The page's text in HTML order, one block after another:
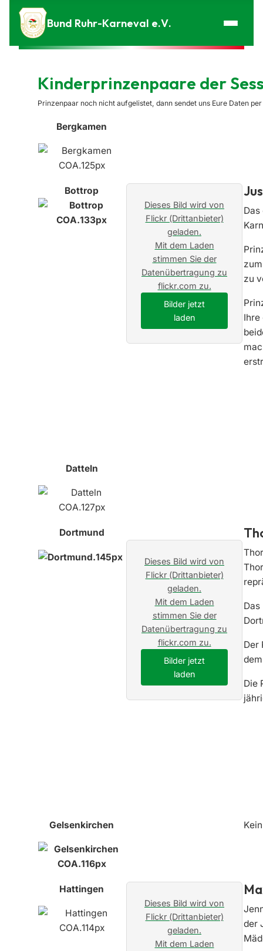
Zum Inhalt springen
Bund Ruhr-Karneval e.V.
Kinderprinzenpaare der
Prinzenpaar noch nicht aufgelistet, dann sendet uns Eure Daten
Bergkamen
Bottrop
Dieses Bild wird von
Flickr (Drittanbieter)
geladen.
Mit dem Laden
stimmen Sie der
Datenübertragung zu
flickr.com zu.
Bilder jetzt
laden
zu
Ihre
Datteln
Dortmund
Dieses Bild wird von
Flickr (Drittanbieter)
geladen.
Mit dem Laden
stimmen Sie der
Datenübertragung zu
flickr.com zu.
Bilder jetzt
laden
Der
Die
Gelsenkirchen
Hattingen
Dieses Bild wird von
Flickr (Drittanbieter)
geladen.
Mit dem Laden
der